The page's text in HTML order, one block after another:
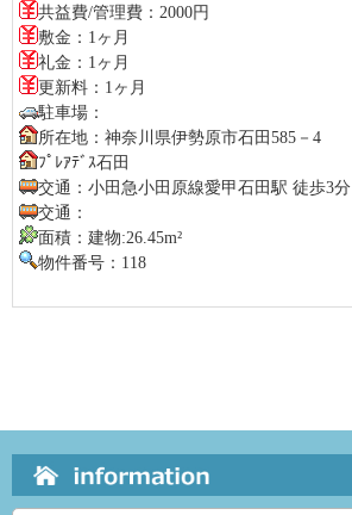
共益費/管理費：2000円
敷金：1ヶ月
礼金：1ヶ月
更新料：1ヶ月
駐車場：
所在地：神奈川県伊勢原市石田585－4
ﾌﾟﾚｱﾃﾞｽ石田
交通：小田急小田原線愛甲石田駅 徒歩3分
交通：
面積：建物:26.45m²
物件番号：118